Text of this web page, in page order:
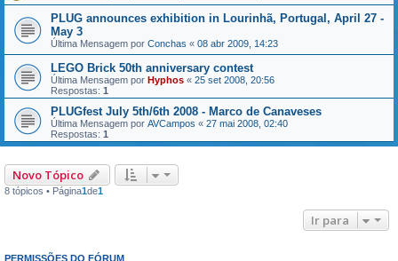
PLUG announces exhibition in Lourinhã, Portugal, April 27 -
May 3
Última Mensagem por Conchas « 08 abr 2009, 14:23
LEGO Brick 50th anniversary contest
Última Mensagem por Hyphos « 25 set 2008, 20:56
Respostas: 1
PLUGfest July 5th/6th 2008 - Marco de Canaveses
Última Mensagem por AVCampos « 27 mai 2008, 02:40
Respostas: 1
Novo Tópico
8 tópicos • Página1de1
Ir para
PERMISSÕES DO FÓRUM